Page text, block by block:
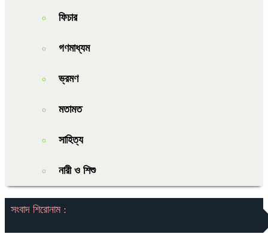
ফিচার
গণমাধ্যম
ভ্রমণ
মতামত
সাহিত্য
নারী ও শিশু
সংবাদ শিরোনাম :